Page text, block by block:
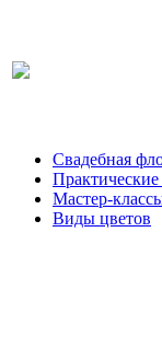
Свадебная
Мастер-
Виды цветов